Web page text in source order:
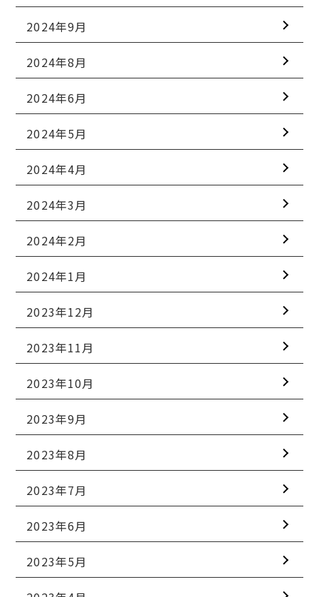
2024年9月
2024年8月
2024年6月
2024年5月
2024年4月
2024年3月
2024年2月
2024年1月
2023年12月
2023年11月
2023年10月
2023年9月
2023年8月
2023年7月
2023年6月
2023年5月